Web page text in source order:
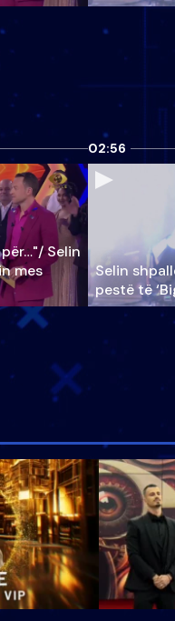
Selin
mes
02:56
Selin
pestë të